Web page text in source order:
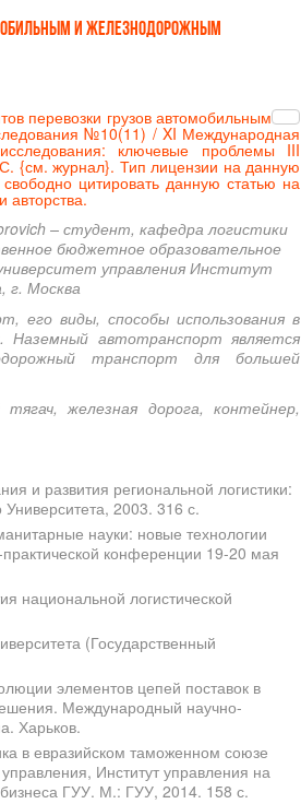
и железнодорожным
перевозки грузов автомобильным
№10(11) / XI Международная
ключевые проблемы III
{см. журнал}. Тип лицензии на данную
цитировать данную статью на
– студент, кафедра логистики
бюджетное образовательное
управления Институт
г. Москва
его виды, способы использования в
автотранспорт является
транспорт для большей
железная дорога, контейнер,
и развития региональной логистики:
2003. 316 с.
науки: новые технологии
конференции 19-20 мая
национальной логистической
(Государственный
элементов цепей поставок в
Международный научно-
Харьков.
в евразийском таможенном союзе
Институт управления на
ГУУ. М.: ГУУ, 2014. 158 с.